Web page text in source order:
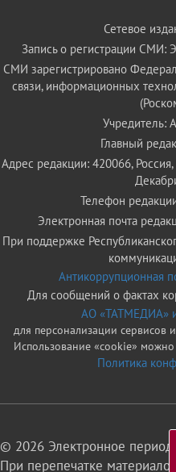
Сетевое
Запись о регистрации СМИ:
СМИ зарегистрировано
связи, информационных
Учредитель:
Главный
Адрес редакции: 420066, Россия,
Телефон
Электронная почта
При поддержке
Антикоррупционная
Для сообщений о фактах
АО «ТАТМЕДИА»
для персонализации сервисов
Использование «cookie»
Политика
© 2026 Электронное
При перепечатке